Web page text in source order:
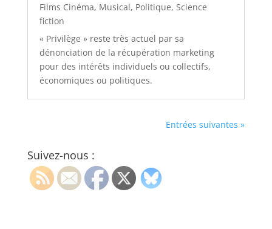
Films Cinéma, Musical, Politique, Science
fiction
« Privilège » reste très actuel par sa
dénonciation de la récupération marketing
pour des intérêts individuels ou collectifs,
économiques ou politiques.
Entrées suivantes »
Suivez-nous :